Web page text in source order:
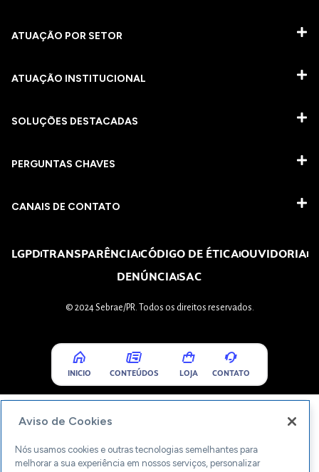
ATUAÇÃO POR SETOR
ATUAÇÃO INSTITUCIONAL
SOLUÇÕES DESTACADAS
PERGUNTAS CHAVES​
CANAIS DE CONTATO
LGPDTRANSPARÊNCIACÓDIGO DE ÉTICAOUVIDORIA
DENÚNCIASAC
© 2024 Sebrae/PR. Todos os direitos reservados.
INICIO CONTEÚDOS LOJA CONTATO
Aviso de Cookies
Nós usamos cookies e outras tecnologias semelhantes para
melhorar a sua experiência em nossos serviços, personalizar